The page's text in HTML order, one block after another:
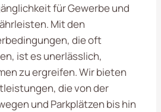
für Gewerbe und
Mit den
die oft
ist es unerlässlich,
zu ergreifen. Wir bieten
die von der
und Parkplätzen bis hin